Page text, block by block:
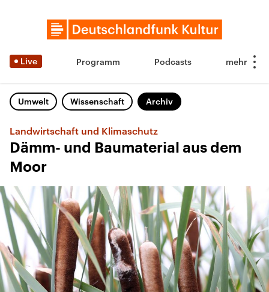
Live Programm Podcasts
Umwelt Wissenschaft Archiv
Landwirtschaft und Klimaschutz
Dämm- und Baumaterial aus dem
Moor